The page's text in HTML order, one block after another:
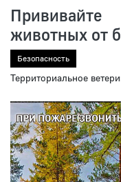
животных от
Безопасность
Территориальное